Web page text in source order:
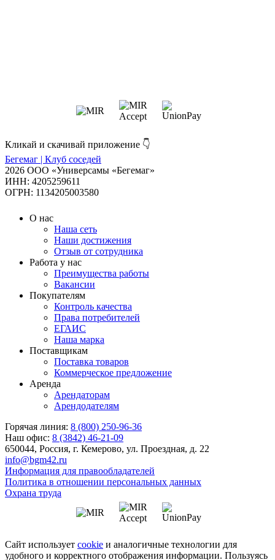
Кликай и скачивай приложение 👇
Бегемаг | Клуб соседей
2026 ООО «Универсамы «Бегемаг»
ИНН: 4205259611
ОГРН: 1134205003580
О нас
Наша сеть
Наши достижения
Отзыв от сотрудника
Работа у нас
Преимущества работы
Вакансии
Покупателям
Контроль качества
Права потребителей
ЕГАИС
Наша марка
Поставщикам
Поставка товаров
Коммерческое предложение
Аренда
Арендаторам
Арендодателям
Горячая линия: 8 (800) 250-96-36
Наш офис: 8 (3842) 46-21-09
650044, Россия, г. Кемерово, ул. Проездная, д. 22
info@bgm42.ru
Информация для правообладателей
Политика в отношении персональных данных
Охрана труда
Сайт использует cookie и аналогичные технологии для
удобного и корректного отображения информации. Пользуясь